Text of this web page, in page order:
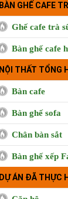
BÀN GHẾ CAFE
Ghế cafe trà
Bàn ghế cafe
NỘI THẤT TỔNG
Bàn cafe
Bàn ghế sofa
Chân bàn sắt
Bàn ghế xếp
DỰ ÁN ĐÃ THỰC
BUI